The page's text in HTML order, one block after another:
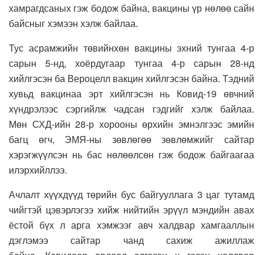
хамрагдсаных гэж бодож байна, вакцины үр нөлөө сайн
байсныг хэмээн хэлж байлаа.
Тус асрамжийн төвийнхөн вакцины эхний тунгаа 4-р
сарын 5-нд, хоёрдугаар тунгаа 4-р сарын 28-нд
хийлгэсэн ба Вероцелл вакцин хийлгэсэн байна. Тэдний
хувьд вакцинаа эрт хийлгэсэн нь Ковид-19 өвчний
хүндрэлээс сэргийлж чадсан гэдгийг хэлж байлаа.
Мөн СХД-ийн 28-р хорооны өрхийн эмнэлгээс эмийн
багц өгч, ЭМЯ-ны зөвлөгөө зөвлөмжийг сайтар
хэрэгжүүлсэн нь бас нөлөөлсөн гэж бодож байгаагаа
илэрхийллээ.
Ачлалт хүүхдүүд төрийн бус байгууллага 3 цаг тутамд
чийгтэй цэвэрлэгээ хийж нийтийн эрүүл мэндийн авах
ёстой бүх л арга хэмжээг авч халдвар хамгааллын
дэглэмээ сайтар чанд сахиж ажиллаж